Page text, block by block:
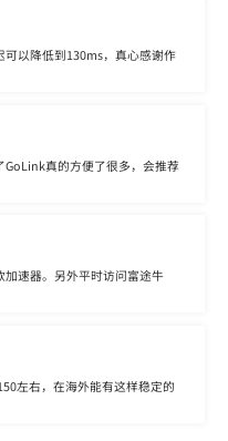
以降低到130ms，真心感谢作
GoLink真的方便了很多，会推荐
速器。另外平时访问富途牛
左右，在海外能有这样稳定的